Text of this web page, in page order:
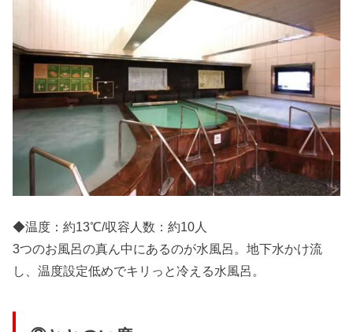
◆温度：約13℃/収容人数：約10人
3つのお風呂の真ん中にあるのが水風呂。地下水かけ流
し、温度設定低めでキリっと冷える水風呂。